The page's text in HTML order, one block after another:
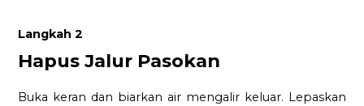
Langkah 2
Hapus Jalur Pasokan
Buka keran dan biarkan air mengalir keluar. Lepaskan